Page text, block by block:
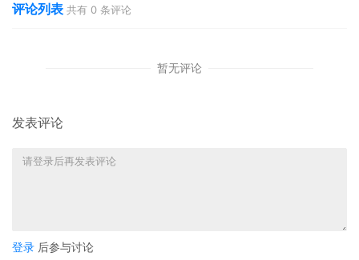
评论列表 共有 0 条评论
暂无评论
发表评论
登录 后参与讨论